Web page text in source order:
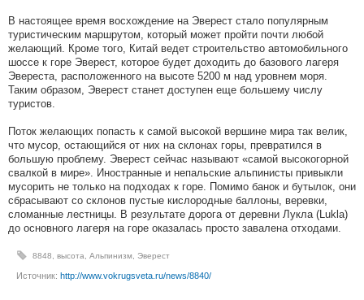
В настоящее время восхождение на Эверест стало популярным
туристическим маршрутом, который может пройти почти любой
желающий. Кроме того, Китай ведет строительство автомобильного
шоссе к горе Эверест, которое будет доходить до базового лагеря
Эвереста, расположенного на высоте 5200 м над уровнем моря.
Таким образом, Эверест станет доступен еще большему числу
туристов.
Поток желающих попасть к самой высокой вершине мира так велик,
что мусор, остающийся от них на склонах горы, превратился в
большую проблему. Эверест сейчас называют «самой высокогорной
свалкой в мире». Иностранные и непальские альпинисты привыкли
мусорить не только на подходах к горе. Помимо банок и бутылок, они
сбрасывают со склонов пустые кислородные баллоны, веревки,
сломанные лестницы. В результате дорога от деревни Лукла (Lukla)
до основного лагеря на горе оказалась просто завалена отходами.
8848 высота Альпинизм Эверест
Источник: http://www.vokrugsveta.ru/news/8840/